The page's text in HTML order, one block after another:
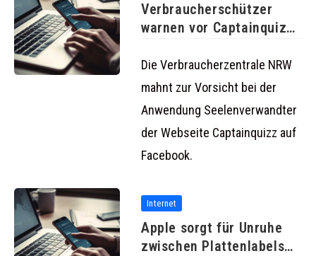
Verbraucherschützer
warnen vor Captainquizz
Die Verbraucherzentrale NRW
mahnt zur Vorsicht bei der
Anwendung Seelenverwandter
der Webseite Captainquizz auf
Facebook.
Internet
Apple sorgt für Unruhe
zwischen Plattenlabels